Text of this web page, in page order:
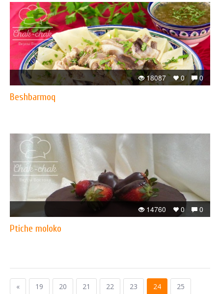
0
0
18087
Beshbarmoq
0
0
14760
Ptiche moloko
« 19 20 21 22 23 24
25